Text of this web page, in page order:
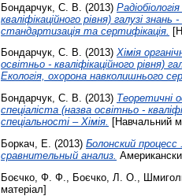
Бондарчук, С. В. (2013)
кваліфікаційного рівня) галузі
стандартизація та сертифікація.
Бондарчук, С. В. (2013) Хімія
освітньо - кваліфікаційного рівня)
Екологія, охорона навколишнього
Бондарчук, С. В. (2013) Теоретичні
спеціаліста (назва освітньо -
спеціальності – Хімія. [Навчальний
Боркач, Е. (2013) Болонский
сравнительный анализ.
Боєчко, Ф. Ф.
Боєчко, Л. О.
матеріал]